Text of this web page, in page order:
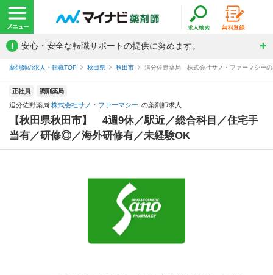
! 安心・安全な転職サポートの提供に努めます。
薬剤師の求人・転職TOP 秋田県 秋田市 追分佐野薬局 株式会社サノ・ファーマシー
正社員 調剤薬局
追分佐野薬局 株式会社サノ・ファーマシー の薬剤師求人
【秋田県秋田市】 4週9休／駅近／総合科目／住宅手
当有／研修◎／海外研修有／未経験OK